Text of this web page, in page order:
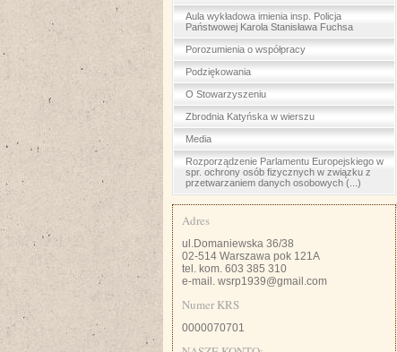
Aula wykładowa imienia insp. Policja
Państwowej Karola Stanisława Fuchsa
Porozumienia o współpracy
Podziękowania
O Stowarzyszeniu
Zbrodnia Katyńska w wierszu
Media
Rozporządzenie Parlamentu Europejskiego w
spr. ochrony osób fizycznych w związku z
przetwarzaniem danych osobowych (...)
Adres
ul.Domaniewska 36/38
02-514 Warszawa pok 121A
tel. kom. 603 385 310
e-mail. wsrp1939@gmail.com
Numer KRS
0000070701